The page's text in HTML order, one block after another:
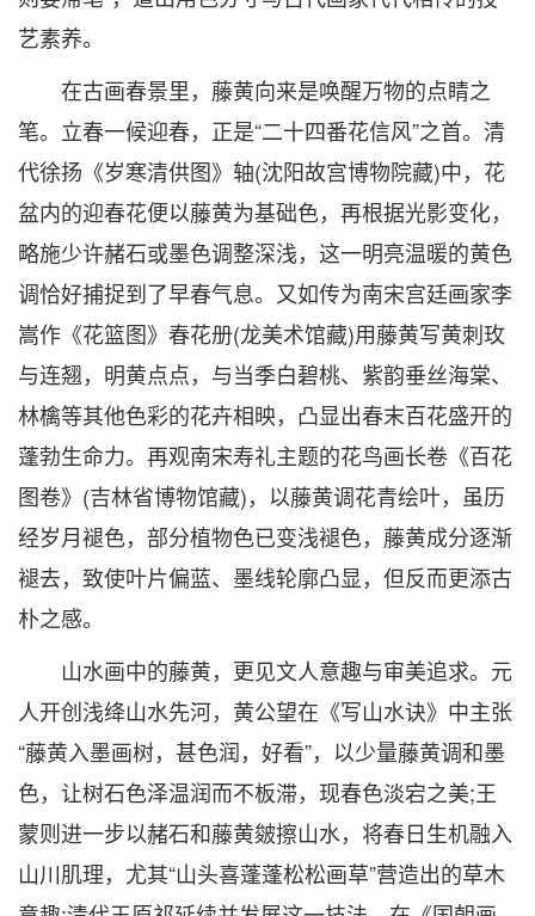
艺素养。
在古画春景里，藤黄向来是唤醒万物的点睛之
笔。立春一候迎春，正是“二十四番花信风”之首。清
代徐扬《岁寒清供图》轴(沈阳故宫博物院藏)中，花
盆内的迎春花便以藤黄为基础色，再根据光影变化，
略施少许赭石或墨色调整深浅，这一明亮温暖的黄色
调恰好捕捉到了早春气息。又如传为南宋宫廷画家李
嵩作《花篮图》春花册(龙美术馆藏)用藤黄写黄刺玫
与连翘，明黄点点，与当季白碧桃、紫韵垂丝海棠、
林檎等其他色彩的花卉相映，凸显出春末百花盛开的
蓬勃生命力。再观南宋寿礼主题的花鸟画长卷《百花
图卷》(吉林省博物馆藏)，以藤黄调花青绘叶，虽历
经岁月褪色，部分植物色已变浅褪色，藤黄成分逐渐
褪去，致使叶片偏蓝、墨线轮廓凸显，但反而更添古
朴之感。
山水画中的藤黄，更见文人意趣与审美追求。元
人开创浅绛山水先河，黄公望在《写山水诀》中主张
“藤黄入墨画树，甚色润，好看”，以少量藤黄调和墨
色，让树石色泽温润而不板滞，现春色淡宕之美;王
蒙则进一步以赭石和藤黄皴擦山水，将春日生机融入
山川肌理，尤其“山头喜蓬蓬松松画草”营造出的草木